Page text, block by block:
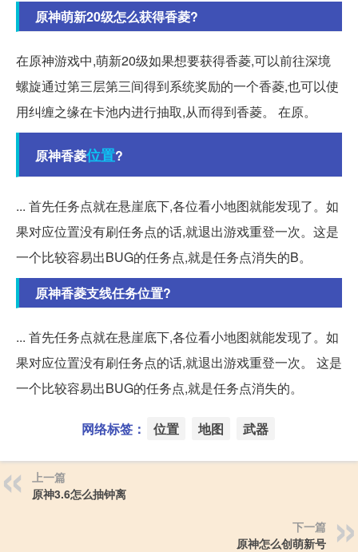
原神萌新20级怎么获得香菱?
在原神游戏中,萌新20级如果想要获得香菱,可以前往深境
螺旋通过第三层第三间得到系统奖励的一个香菱,也可以使
用纠缠之缘在卡池内进行抽取,从而得到香菱。 在原。
原神香菱位置?
... 首先任务点就在悬崖底下,各位看小地图就能发现了。如
果对应位置没有刷任务点的话,就退出游戏重登一次。这是
一个比较容易出BUG的任务点,就是任务点消失的B。
原神香菱支线任务位置?
... 首先任务点就在悬崖底下,各位看小地图就能发现了。如
果对应位置没有刷任务点的话,就退出游戏重登一次。 这是
一个比较容易出BUG的任务点,就是任务点消失的。
网络标签： 位置 地图 武器
上一篇
原神3.6怎么抽钟离
下一篇
原神怎么创萌新号